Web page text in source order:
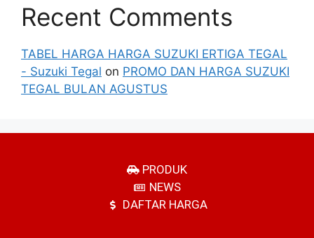
Recent Comments
TABEL HARGA HARGA SUZUKI ERTIGA TEGAL
- Suzuki Tegal on PROMO DAN HARGA SUZUKI
TEGAL BULAN AGUSTUS
PRODUK
NEWS
DAFTAR HARGA